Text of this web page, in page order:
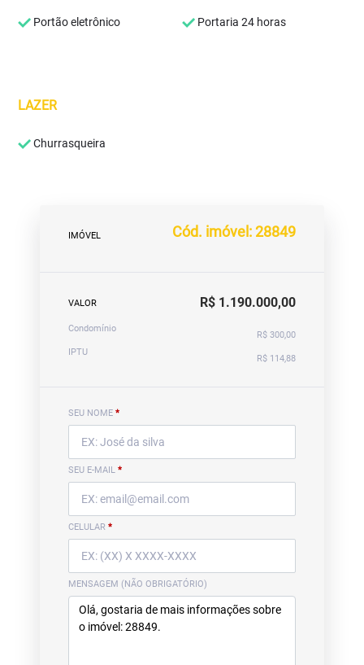
Portão eletrônico Portaria 24 horas
LAZER
Churrasqueira
IMÓVEL Cód. imóvel: 28849
VALOR R$ 1.190.000,00
Condomínio
R$ 300,00
IPTU
R$ 114,88
SEU NOME *
SEU E-MAIL *
CELULAR *
MENSAGEM (NÃO OBRIGATÓRIO)